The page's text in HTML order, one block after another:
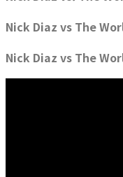
Nick Diaz vs The
Nick Diaz vs The